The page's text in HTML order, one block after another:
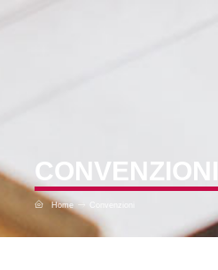
CONVENZIONI
Home Convenzioni